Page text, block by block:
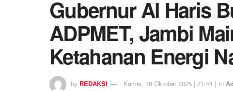
Gubernur Al Haris
ADPMET, Jambi
Ketahanan Energi
by REDAKSI Kamis, 16 Oktober 2025 | 21:44 | in